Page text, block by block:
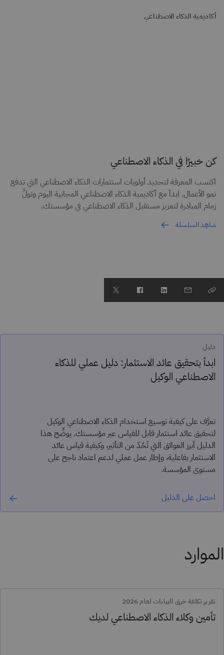
أكاديمية الذكاء الاصطناعي
كن خبيرًا في الذكاء الاصطناعي
اكتسب المعرفة لتحديد أولويات استثمارات الذكاء الاصطناعي التي تدفع
نمو الأعمال. ابدأ مع أكاديمية الذكاء الاصطناعي المجانية اليوم وتولَّ
زمام المبادرة لتعزيز مستقبل الذكاء الاصطناعي في مؤسستك.
شاهِد السلسلة
دليل
ابدأ بتحقيق عائد الاستثمار: دليل عملي للذكاء
الاصطناعي الوكيل
تعرَّف على كيفية توسيع استخدام الذكاء الاصطناعي الوكيل
لتحقيق عائد استثمار قابل للقياس عبر مؤسستك. يوضِّح هذا
الدليل أبرز العوائق التي تَحُدّ من التأثير، وكيفية قياس عائد
الاستثمار بفاعلية، وإطار عمل عملي لدعم اعتماد ناجح على
مستوى المؤسسة.
احصل على الدليل
الموارد
تقرير تكلفة خرق البيانات لعام 2026
تأمين وكلاء الذكاء الاصطناعي لديك